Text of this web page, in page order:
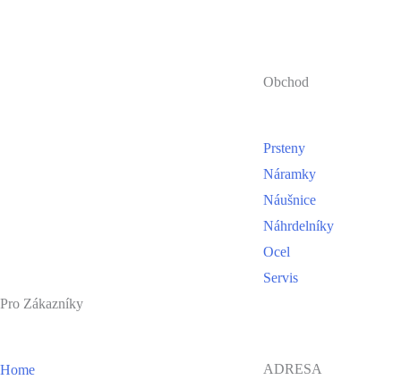
Obchod
Prsteny
Náramky
Náušnice
Náhrdelníky
Ocel
Servis
Pro Zákazníky
Home
ADRESA